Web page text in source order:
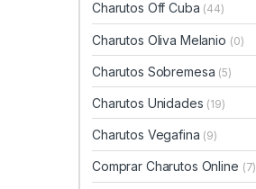
Charutos Off Cuba (44)
Charutos Oliva Melanio (0)
Charutos Sobremesa (5)
Charutos Unidades (19)
Charutos Vegafina (9)
Comprar Charutos Online (7)